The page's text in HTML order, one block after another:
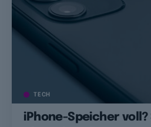
TECH
iPhone-Speicher